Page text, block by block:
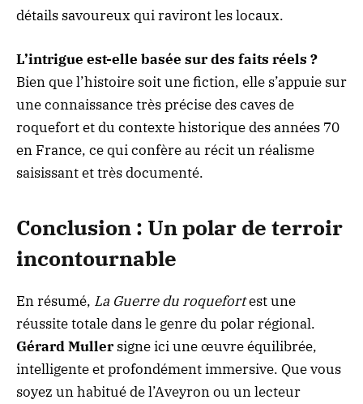
détails savoureux qui raviront les locaux.
L’intrigue est-elle basée sur des faits réels ?
Bien que l’histoire soit une fiction, elle s’appuie sur
une connaissance très précise des caves de
roquefort et du contexte historique des années 70
en France, ce qui confère au récit un réalisme
saisissant et très documenté.
Conclusion : Un polar de terroir
incontournable
En résumé, La Guerre du roquefortest une
réussite totale dans le genre du polar régional.
Gérard Mullersigne ici une œuvre équilibrée,
intelligente et profondément immersive. Que vous
soyez un habitué de l’Aveyron ou un lecteur